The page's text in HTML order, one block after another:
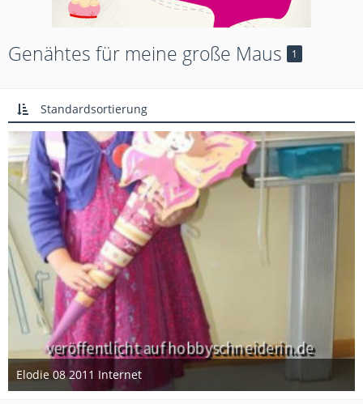
Genähtes für meine große Maus 1
Standardsortierung
Elodie 08 2011 Internet
29. Januar 2013